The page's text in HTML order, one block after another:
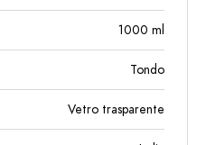
1000 ml
Tondo
Vetro trasparente